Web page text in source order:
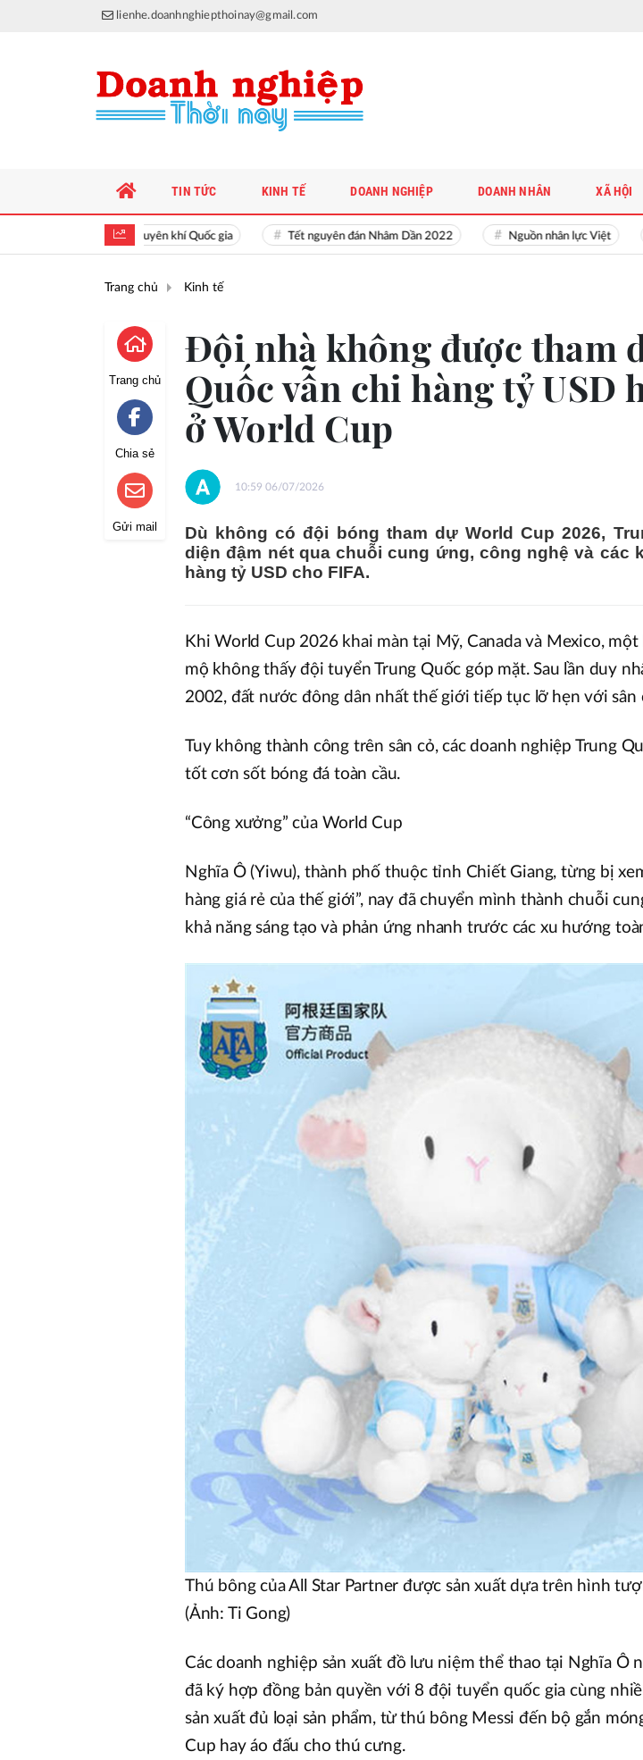
lienhe.doanhnghiepthoinay@gmail.com
Hiền tài là nguyên khí Quốc gia Tết nguyên đán Nhâm Dần 2022 Nguồn nhân lực Việt
TIN TỨC KINH TẾ DOANH NGHIỆP DOANH NHÂN XÃ HỘI
Trang chủ Kinh tế
Trang chủ
Chia sẻ
Gửi mail
Đội nhà không được tham
Quốc vẫn chi hàng tỷ USD
ở World Cup
10:59 06/07/2026
Dù không có đội bóng tham dự World Cup 2026,
diện đậm nét qua chuỗi cung ứng, công nghệ và các
hàng tỷ USD cho FIFA.
Khi World Cup 2026 khai màn tại Mỹ, Canada và Mexico,
mộ không thấy đội tuyển Trung Quốc góp mặt. Sau lần duy
2002, đất nước đông dân nhất thế giới tiếp tục lỡ hẹn với sân
Tuy không thành công trên sân cỏ, các doanh nghiệp Trung
tốt cơn sốt bóng đá toàn cầu.
“Công xưởng” của World Cup
Nghĩa Ô (Yiwu), thành phố thuộc tỉnh Chiết Giang, từng bị
hàng giá rẻ của thế giới”, nay đã chuyển mình thành chuỗi
khả năng sáng tạo và phản ứng nhanh trước các xu hướng
Thú bông của All Star Partner được sản xuất dựa trên hình
(Ảnh: Ti Gong)
Các doanh nghiệp sản xuất đồ lưu niệm thể thao tại Nghĩa Ô
đã ký hợp đồng bản quyền với 8 đội tuyển quốc gia cùng
sản xuất đủ loại sản phẩm, từ thú bông Messi đến bộ gắn
Cup hay áo đấu cho thú cưng.